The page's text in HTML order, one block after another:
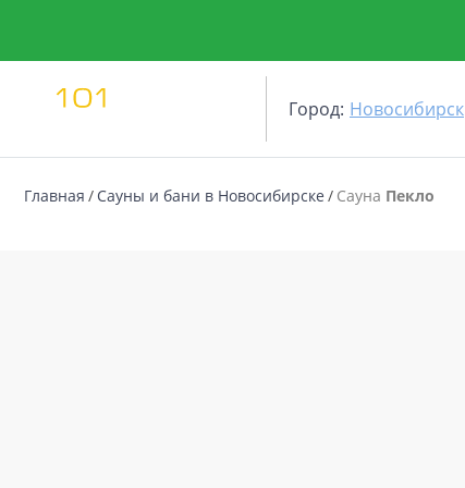
Город: Новосибирск
Главная Сауны и бани в Новосибирске Сауна Пекло